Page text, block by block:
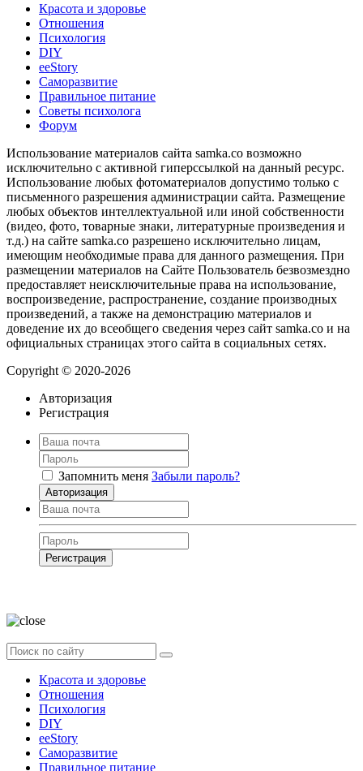
Красота и здоровье
Отношения
Психология
DIY
ееStory
Саморазвитие
Правильное питание
Советы психолога
Форум
Использование материалов сайта samka.co возможно
исключительно с активной гиперссылкой на данный ресурс.
Использование любых фотоматериалов допустимо только с
письменного разрешения администрации сайта. Размещение
любых объектов интеллектуальной или иной собственности
(видео, фото, товарные знаки, литературные произведения и
т.д.) на сайте samka.co разрешено исключительно лицам,
имеющим необходимые права для данного размещения. При
размещении материалов на Сайте Пользователь безвозмездно
предоставляет неисключительные права на использование,
воспроизведение, распространение, создание производных
произведений, а также на демонстрацию материалов и
доведение их до всеобщего сведения через сайт samka.co и на
официальных страницах этого сайта в социальных сетях.
Copyright © 2020-2026
Авторизация
Регистрация
Запомнить меня Забыли пароль?
Авторизация
Регистрация
Красота и здоровье
Отношения
Психология
DIY
ееStory
Саморазвитие
Правильное питание